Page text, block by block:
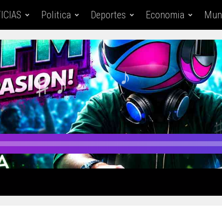
Politica Deportes Economia